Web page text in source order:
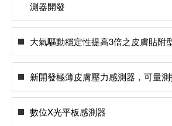
測器開發
大氣驅動穩定性提高3倍之皮膚貼附
新開發極薄皮膚壓力感測器，可量
數位X光平板感測器